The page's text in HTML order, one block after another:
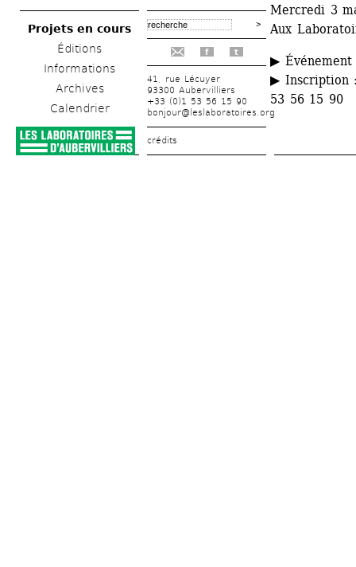
Projets en cours
Éditions
Informations
Archives
Calendrier
f t
41, rue Lécuyer
93300 Aubervilliers
+33 (0)1 53 56 15 90
bonjour@leslaboratoires.org
crédits
Mercredi 3
Aux
▶
▶
53 56 15 90